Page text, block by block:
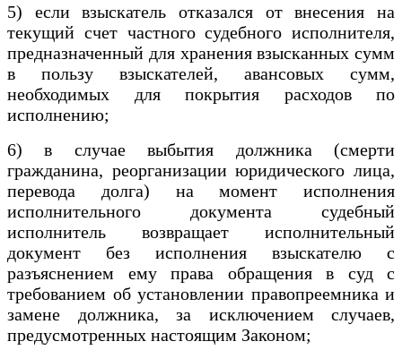
5) если взыскатель отказался от внесения на
текущий счет частного судебного исполнителя,
предназначенный для хранения взысканных сумм
в пользу взыскателей, авансовых сумм,
необходимых для покрытия расходов по
исполнению;
6) в случае выбытия должника (смерти
гражданина, реорганизации юридического лица,
перевода долга) на момент исполнения
исполнительного документа судебный
исполнитель возвращает исполнительный
документ без исполнения взыскателю с
разъяснением ему права обращения в суд с
требованием об установлении правопреемника и
замене должника, за исключением случаев,
предусмотренных настоящим Законом;